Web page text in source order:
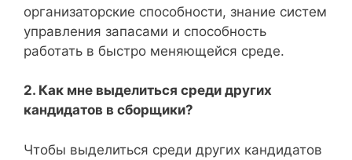
организаторские способности, знание систем
управления запасами и способность
работать в быстро меняющейся среде.
2. Как мне выделиться среди других
кандидатов в сборщики?
Чтобы выделиться среди других кандидатов